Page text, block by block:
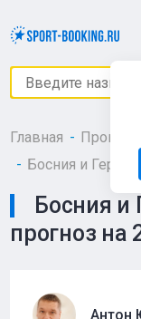
Главная Прогнозы
Босния и
Босния и
прогноз на
Антон